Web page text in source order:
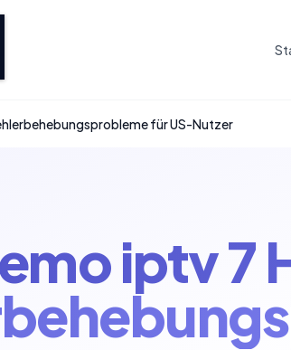
für US-Nutzer
iptv 7